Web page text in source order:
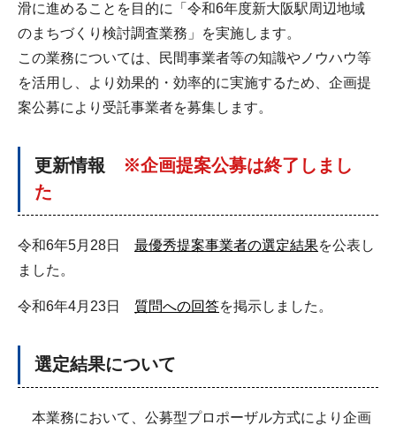
滑に進めることを目的に「令和6年度新大阪駅周辺地域
のまちづくり検討調査業務」を実施します。
この業務については、民間事業者等の知識やノウハウ等
を活用し、より効果的・効率的に実施するため、企画提
案公募により受託事業者を募集します。
更新情報 ※企画提案公募は終了しまし
た
令和6年5月28日 最優秀提案事業者の選定結果を公表し
ました。
令和6年4月23日 質問への回答を掲示しました。
選定結果について
本業務において、公募型プロポーザル方式により企画